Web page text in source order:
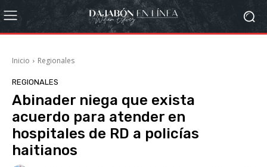
Inicio Regionales
REGIONALES
Abinader niega que exista
acuerdo para atender en
hospitales de RD a policías
haitianos